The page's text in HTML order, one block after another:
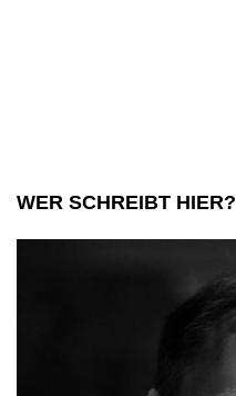
WER SCHREIBT HIER?